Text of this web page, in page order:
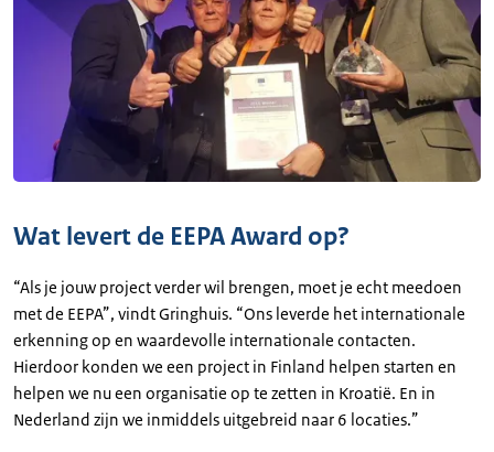
Wat levert de EEPA Award op?
“Als je jouw project verder wil brengen, moet je echt meedoen
met de EEPA”, vindt Gringhuis. “Ons leverde het internationale
erkenning op en waardevolle internationale contacten.
Hierdoor konden we een project in Finland helpen starten en
helpen we nu een organisatie op te zetten in Kroatië. En in
Nederland zijn we inmiddels uitgebreid naar 6 locaties.”